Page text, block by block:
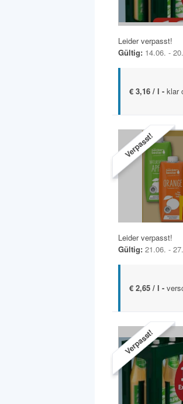
Leider verpasst!
Gültig: 14.06. -
€ 3,16 / l - klar
Verpasst!
Leider verpasst!
Gültig: 21.06. -
€ 2,65 / l -
Verpasst!